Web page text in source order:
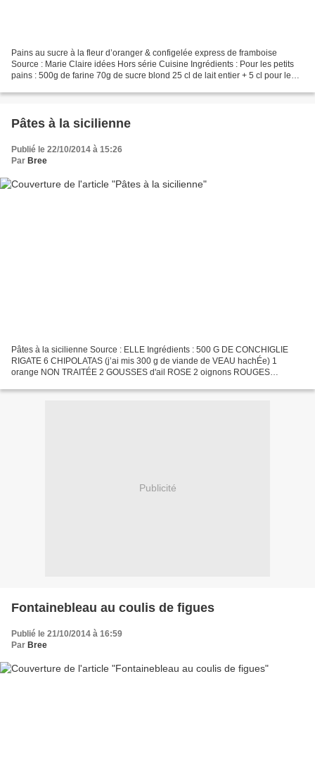
Pains au sucre à la fleur d’oranger & configelée express de framboise
Source : Marie Claire idées Hors série Cuisine Ingrédients : Pour les petits
pains : 500g de farine 70g de sucre blond 25 cl de lait entier + 5 cl pour le
Pâtes à la sicilienne
Publié le 22/10/2014 à 15:26
Par Bree
Pâtes à la sicilienne Source : ELLE Ingrédients : 500 G DE CONCHIGLIE
RIGATE 6 CHIPOLATAS (j’ai mis 300 g de viande de VEAU hachÉe) 1
orange NON TRAITÉE 2 GOUSSES d'ail ROSE 2 oignons ROUGES
Publicité
Fontainebleau au coulis de figues
Publié le 21/10/2014 à 16:59
Par Bree